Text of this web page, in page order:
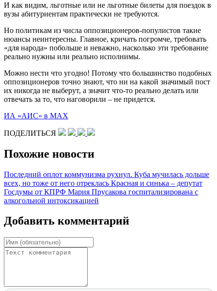
И как видим, льготные или не льготные билеты для поездок в
вузы абитуриентам практически не требуются.
Но политикам из числа оппозиционеров-популистов такие
нюансы неинтересны. Главное, кричать погромче, требовать
«для народа» побольше и неважно, насколько эти требование
реально нужны или реально исполнимы.
Можно нести что угодно! Потому что большинство подобных
оппозиционеров точно знают, что ни на какой значимый пост
их никогда не выберут, а значит что-то реально делать или
отвечать за то, что наговорили – не придется.
ИА «АИС» в МАХ
ПОДЕЛИТЬСЯ
Похожие новости
Последний оплот коммунизма рухнул. Куба мучилась дольше
всех, но тоже от него отреклась Красная и синька – депутат
Госдумы от КПРФ Мария Прусакова госпитализирована с
алкогольной интоксикацией
Добавить комментарий